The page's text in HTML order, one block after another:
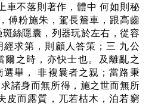
車不落則著作，體中 何如則秘
傅粉施朱，駕長簷車，跟高齒
絲隱囊，列器玩於左右，從容
經求第，則顧人答策；三 九公
爾之時，亦快士也。及離亂之
選舉， 非複曩者之親；當路秉
諸身而無所得，施之世而無所
皮而露質，兀若枯木，泊若窮